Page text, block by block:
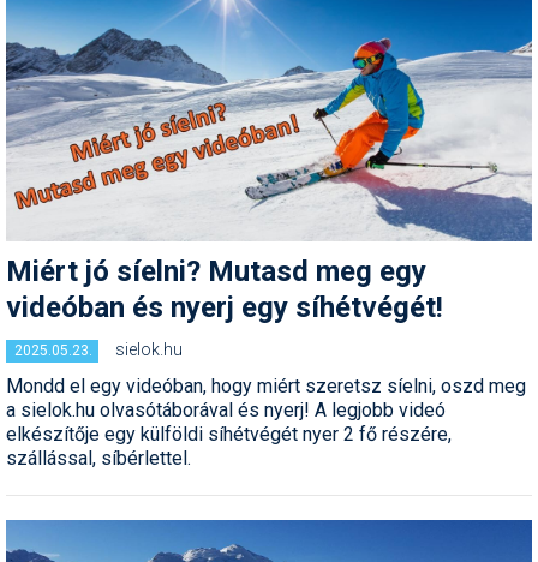
Humor
Hütte
Ingatlan
Interjúk
Kerékpár
Korcsolya
Könyvajánló
Magazinok
Munkavállalás
Pályázatok
Miért jó síelni? Mutasd meg egy
videóban és nyerj egy síhétvégét!
2025.05.23. sielok.hu
Mondd el egy videóban, hogy miért szeretsz síelni, oszd meg
a sielok.hu olvasótáborával és nyerj! A legjobb videó
elkészítője egy külföldi síhétvégét nyer 2 fő részére,
szállással, síbérlettel.